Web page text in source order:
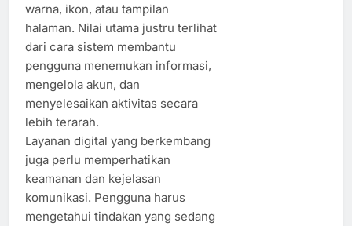
warna, ikon, atau tampilan
halaman. Nilai utama justru terlihat
dari cara sistem membantu
pengguna menemukan informasi,
mengelola akun, dan
menyelesaikan aktivitas secara
lebih terarah.
Layanan digital yang berkembang
juga perlu memperhatikan
keamanan dan kejelasan
komunikasi. Pengguna harus
mengetahui tindakan yang sedang